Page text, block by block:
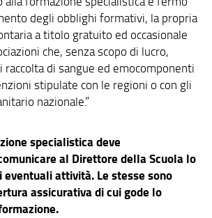
degli obblighi formativi, la propria
a titolo gratuito ed occasionale
che, senza scopo di lucro,
di sangue ed emocomponenti
stipulate con le regioni o con gli
nazionale.”
specialistica deve
al Direttore della Scuola lo
attività. Le stesse sono
assicurativa di cui gode lo